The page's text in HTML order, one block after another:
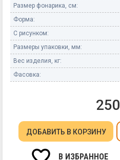
Размер фонарика, см:
Форма:
С рисунком:
Размеры упаковки, мм:
Вес изделия, кг:
Фасовка:
250
ДОБАВИТЬ В КОРЗИНУ
В ИЗБРАННОЕ